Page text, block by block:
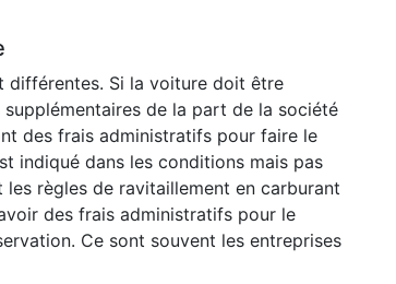
différentes. Si la voiture doit être
de la part de la société
des frais administratifs pour faire le
indiqué dans les conditions mais pas
règles de ravitaillement en carburant
des frais administratifs pour le
Ce sont souvent les entreprises